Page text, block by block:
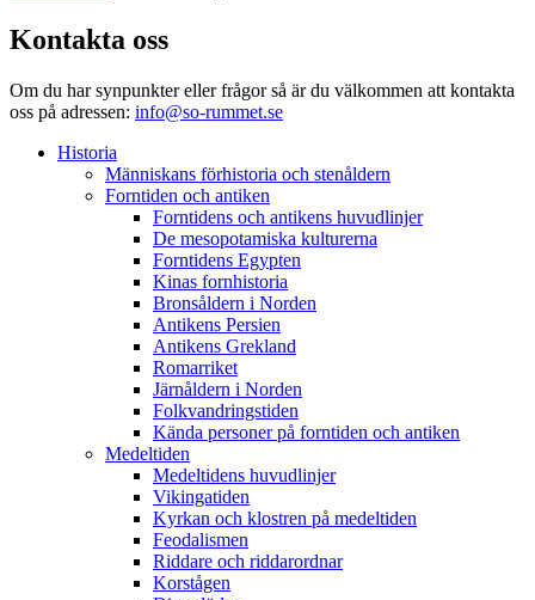
Kontakta oss
Om du har synpunkter eller frågor så är du välkommen att kontakta
oss på adressen: info@so-rummet.se
Historia
Människans förhistoria och stenåldern
Forntiden och antiken
Forntidens och antikens huvudlinjer
De mesopotamiska kulturerna
Forntidens Egypten
Kinas fornhistoria
Bronsåldern i Norden
Antikens Persien
Antikens Grekland
Romarriket
Järnåldern i Norden
Folkvandringstiden
Kända personer på forntiden och antiken
Medeltiden
Medeltidens huvudlinjer
Vikingatiden
Kyrkan och klostren på medeltiden
Feodalismen
Riddare och riddarordnar
Korstågen